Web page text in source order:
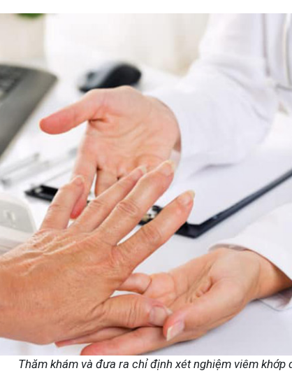
Thăm khám và đưa ra chỉ định xét nghiệm viêm khớp
Tuấn tôi - Y diệu thuốc nam
thành viên
Góc nhỏ tôi chia sẻ với bà con về chuyện thuốc Nam, về
tất tần tật kiến thức sức khỏe và cách chăm sóc bản
Hội
Cộng
Tuấn
động